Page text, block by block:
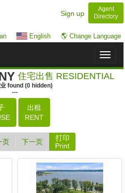
Sign up
Agent
Directory
English 🌎 Change Language
Toggle
住宅出售 RESIDENTIAL
found (0 hidden)
---
出租
RENT
页 下一页
打印
Print